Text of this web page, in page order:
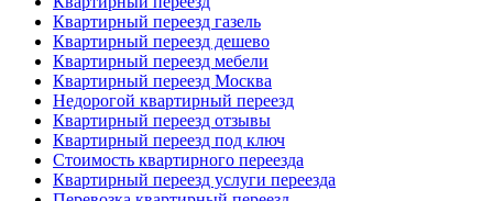
Квартирный переезд газель
Квартирный переезд дешево
Квартирный переезд мебели
Квартирный переезд Москва
Недорогой квартирный переезд
Квартирный переезд отзывы
Квартирный переезд под ключ
Стоимость квартирного переезда
Квартирный переезд услуги переезда